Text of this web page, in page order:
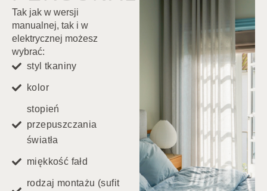
Tak jak w wersji
manualnej, tak i w
elektrycznej możesz
wybrać:
styl tkaniny
kolor
stopień
przepuszczania
światła
miękkość fałd
rodzaj montażu (sufit